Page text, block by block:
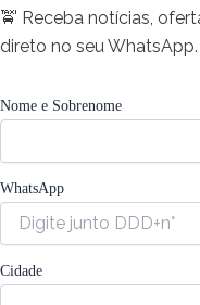
🚖 Receba notícias,
direto no seu WhatsApp.
Nome e Sobrenome
WhatsApp
Cidade